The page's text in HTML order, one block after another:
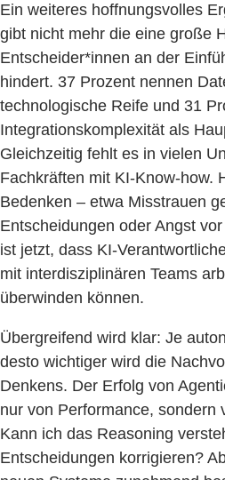
Ein weiteres hoffnungsvolles
gibt nicht mehr die eine große
Entscheider*innen an der
hindert. 37 Prozent nennen
technologische Reife und 31
Integrationskomplexität als
Gleichzeitig fehlt es in vielen
Fachkräften mit KI-Know-how.
Bedenken – etwa Misstrauen
Entscheidungen oder Angst
ist jetzt, dass KI-
mit interdisziplinären Teams
überwinden können.
Übergreifend wird klar: Je
desto wichtiger wird die
Denkens. Der Erfolg von
nur von Performance, sondern
Kann ich das Reasoning
Entscheidungen korrigieren?